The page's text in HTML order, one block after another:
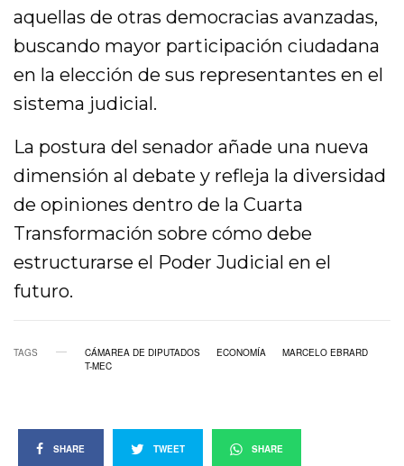
aquellas de otras democracias avanzadas,
buscando mayor participación ciudadana
en la elección de sus representantes en el
sistema judicial.
La postura del senador añade una nueva
dimensión al debate y refleja la diversidad
de opiniones dentro de la Cuarta
Transformación sobre cómo debe
estructurarse el Poder Judicial en el
futuro.
TAGS CÁMAREA DE DIPUTADOS ECONOMÍA
MARCELO EBRARD
T-MEC
SHARE TWEET SHARE